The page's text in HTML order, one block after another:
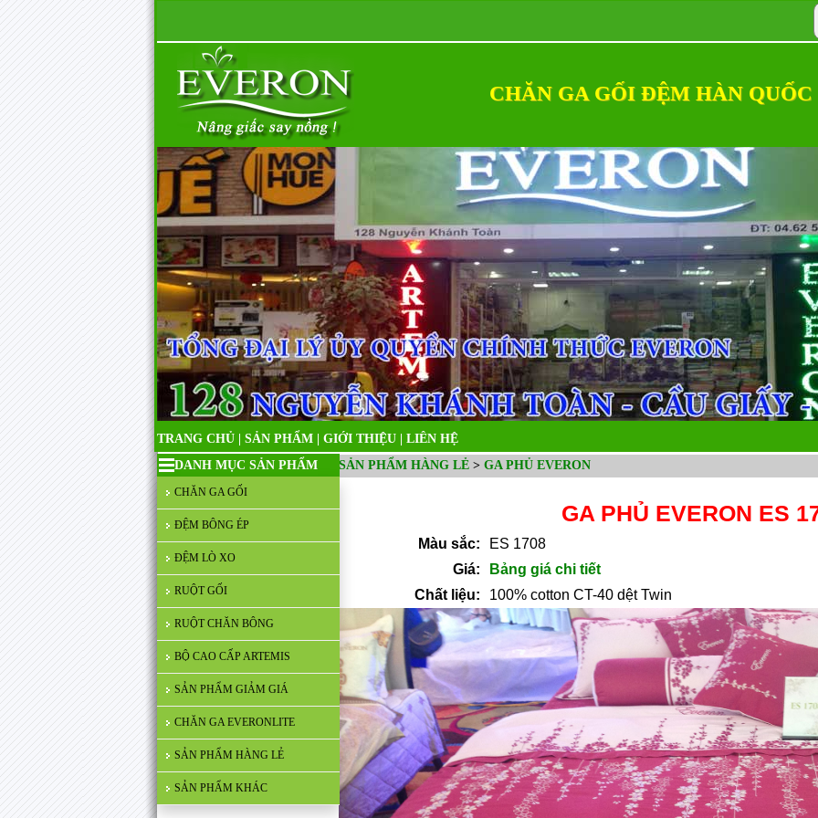
CHĂN GA GỐI ĐỆM HÀN
TRANG CHỦ SẢN PHẨM GIỚI THIỆU
LIÊN HỆ
DANH MỤC SẢN PHẨM
CHĂN GA GỐI
ĐỆM BÔNG ÉP
ĐỆM LÒ XO
RUỘT GỐI
RUỘT CHĂN BÔNG
BỘ CAO CẤP ARTEMIS
SẢN PHẨM GIẢM GIÁ
CHĂN GA EVERONLITE
SẢN PHẨM HÀNG LẺ
SẢN PHẨM KHÁC
SẢN PHẨM HÀNG LẺ > GA PHỦ EVERON
GA PHỦ EVERON ES
Màu sắc:
ES 1708
Giá:
Bảng giá chi tiết
Chất liệu:
100% cotton CT-40 dệt Twin